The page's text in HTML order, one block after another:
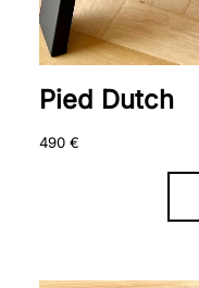
Pied Dutch
490 €